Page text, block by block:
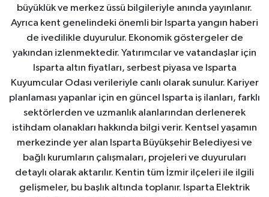
büyüklük ve merkez üssü bilgileriyle anında yayınlanır.
Ayrıca kent genelindeki önemli bir Isparta yangın haberi
de ivedilikle duyurulur. Ekonomik göstergeler de
yakından izlenmektedir. Yatırımcılar ve vatandaşlar için
Isparta altın fiyatları, serbest piyasa ve Isparta
Kuyumcular Odası verileriyle canlı olarak sunulur. Kariyer
planlaması yapanlar için en güncel Isparta iş ilanları, farklı
sektörlerden ve uzmanlık alanlarından derlenerek
istihdam olanakları hakkında bilgi verir. Kentsel yaşamın
merkezinde yer alan Isparta Büyükşehir Belediyesi ve
bağlı kurumların çalışmaları, projeleri ve duyuruları
detaylı olarak aktarılır. Kentin tüm İzmir ilçeleri ile ilgili
gelişmeler, bu başlık altında toplanır. Isparta Elektrik